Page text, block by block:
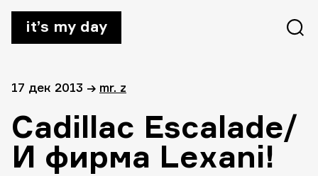
it’s my day
17 дек 2013 → mr. z
Cadillac Escalade/
И фирма Lexani!